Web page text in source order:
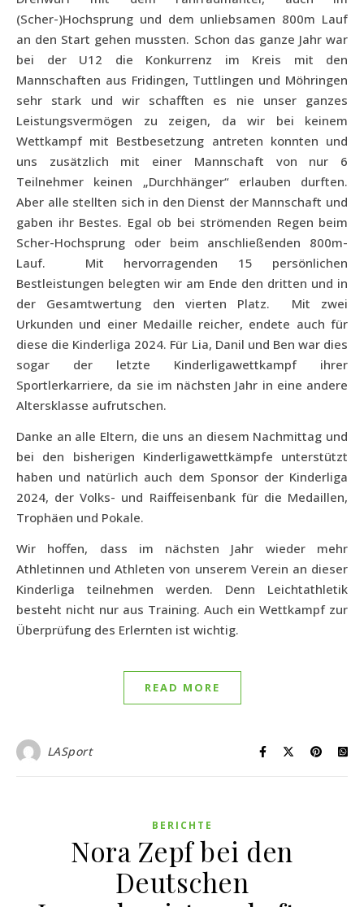
(Scher-)Hochsprung und dem unliebsamen 800m Lauf
an den Start gehen mussten. Schon das ganze Jahr war
bei der U12 die Konkurrenz im Kreis mit den
Mannschaften aus Fridingen, Tuttlingen und Möhringen
sehr stark und wir schafften es nie unser ganzes
Leistungsvermögen zu zeigen, da wir bei keinem
Wettkampf mit Bestbesetzung antreten konnten und
uns zusätzlich mit einer Mannschaft von nur 6
Teilnehmer keinen „Durchhänger“ erlauben durften.
Aber alle stellten sich in den Dienst der Mannschaft und
gaben ihr Bestes. Egal ob bei strömenden Regen beim
Scher-Hochsprung oder beim anschließenden 800m-
Lauf.
Mit hervorragenden 15 persönlichen
Bestleistungen belegten wir am Ende den dritten und in
der Gesamtwertung den vierten Platz.
Mit zwei
Urkunden und einer Medaille reicher, endete auch für
diese die Kinderliga 2024. Für Lia, Danil und Ben war dies
sogar der letzte Kinderligawettkampf ihrer
Sportlerkarriere, da sie im nächsten Jahr in eine andere
Altersklasse aufrutschen.
Danke an alle Eltern, die uns an diesem Nachmittag und
bei den bisherigen Kinderligawettkämpfe unterstützt
haben und natürlich auch dem Sponsor der Kinderliga
2024, der Volks- und Raiffeisenbank für die Medaillen,
Trophäen und Pokale.
Wir hoffen, dass im nächsten Jahr wieder mehr
Athletinnen und Athleten von unserem Verein an dieser
Kinderliga teilnehmen werden. Denn Leichtathletik
besteht nicht nur aus Training. Auch ein Wettkampf zur
Überprüfung des Erlernten ist wichtig.
READ MORE
LASport
BERICHTE
Nora Zepf bei den
Deutschen